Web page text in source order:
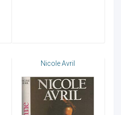
Nicole Avril